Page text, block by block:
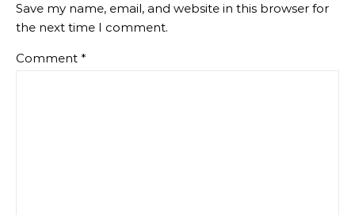
Save my name, email, and website in this browser for
the next time I comment.
Comment *